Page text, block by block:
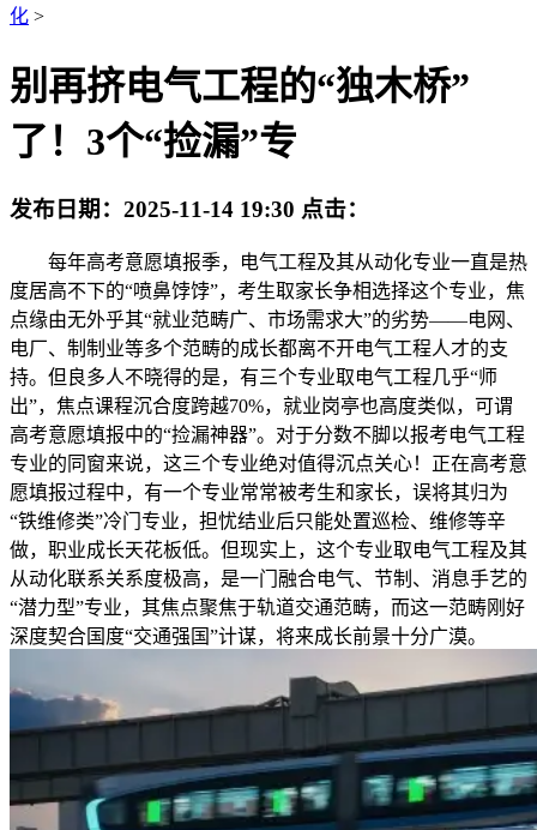
化 >
别再挤电气工程的“独木桥”
了！3个“捡漏”专
发布日期： 2025-11-14 19:30 点击：
每年高考意愿填报季，电气工程及其从动化专业一直是热
度居高不下的“喷鼻饽饽”，考生取家长争相选择这个专业，焦
点缘由无外乎其“就业范畴广、市场需求大”的劣势——电网、
电厂、制制业等多个范畴的成长都离不开电气工程人才的支
持。但良多人不晓得的是，有三个专业取电气工程几乎“师
出”，焦点课程沉合度跨越70%，就业岗亭也高度类似，可谓
高考意愿填报中的“捡漏神器”。对于分数不脚以报考电气工程
专业的同窗来说，这三个专业绝对值得沉点关心！正在高考意
愿填报过程中，有一个专业常常被考生和家长，误将其归为
“铁维修类”冷门专业，担忧结业后只能处置巡检、维修等辛
做，职业成长天花板低。但现实上，这个专业取电气工程及其
从动化联系关系度极高，是一门融合电气、节制、消息手艺的
“潜力型”专业，其焦点聚焦于轨道交通范畴，而这一范畴刚好
深度契合国度“交通强国”计谋，将来成长前景十分广漠。